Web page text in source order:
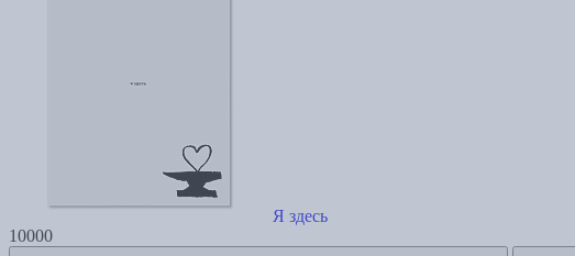
Я здесь
10000